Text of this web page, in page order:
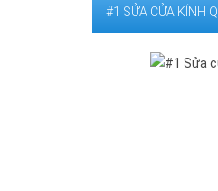
#1 SỬA CỬA KÍNH